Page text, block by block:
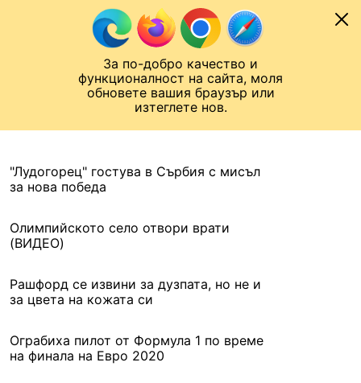
За по-добро качество и
функционалност на сайта, моля
обновете вашия браузър или
изтеглете нов.
Към съдържанието
Лига на Конференциите
"Лудогорец" гостува в Сърбия с мисъл
за нова победа
Олимпийското село отвори врати
(ВИДЕО)
Рашфорд се извини за дузпата, но не и
за цвета на кожата си
Ограбиха пилот от Формула 1 по време
на финала на Евро 2020